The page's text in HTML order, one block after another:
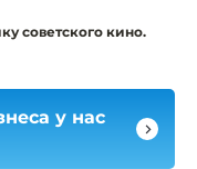
советского кино.
у нас